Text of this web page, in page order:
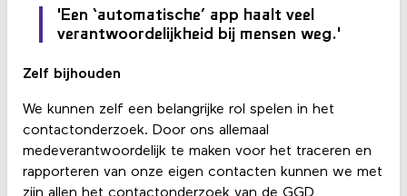
'Een ‘automatische’ app haalt veel
verantwoordelijkheid bij mensen weg.'
Zelf bijhouden
We kunnen zelf een belangrijke rol spelen in het
contactonderzoek. Door ons allemaal
medeverantwoordelijk te maken voor het traceren en
rapporteren van onze eigen contacten kunnen we met